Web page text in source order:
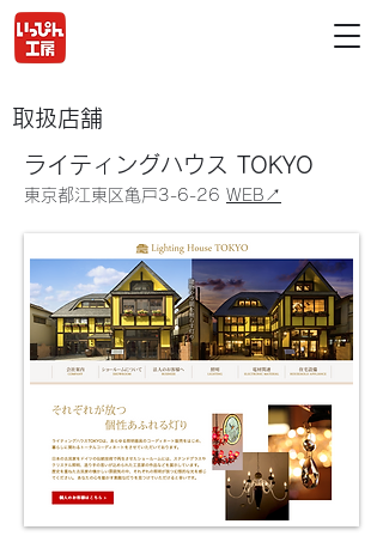
取扱店舗
ライティングハウス TOKYO
東京都江東区亀戸3-6-26 WEB↗︎